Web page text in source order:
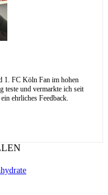
1. FC Köln Fan im hohen
teste und vermarkte ich seit
ehrliches Feedback.